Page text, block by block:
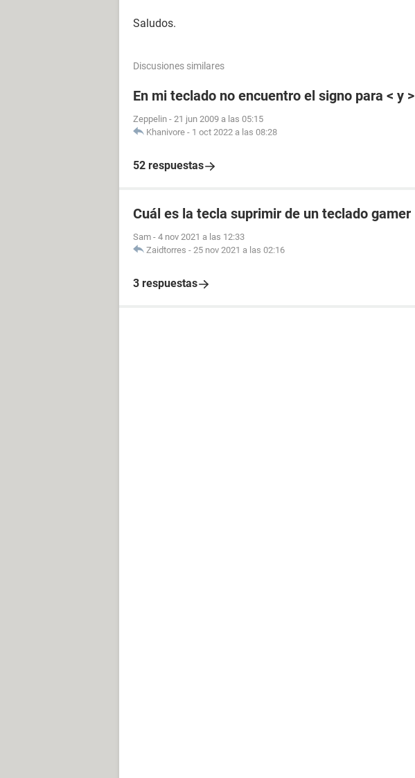
Saludos.
Discusiones similares
En mi teclado no encuentro el signo para < y >
Zeppelin - 21 jun 2009 a las 05:15
Khanivore - 1 oct 2022 a las 08:28
52 respuestas
Cuál es la tecla suprimir de un teclado gamer
Sam - 4 nov 2021 a las 12:33
Zaidtorres - 25 nov 2021 a las 02:16
3 respuestas